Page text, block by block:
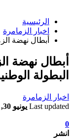
الرئيسية
اخبار الزمامرة
أبطال نهضة
أبطال نهضة
البطولة
اخبار الزمامرة
Last updated يونيو 30, 2020
0
انشر